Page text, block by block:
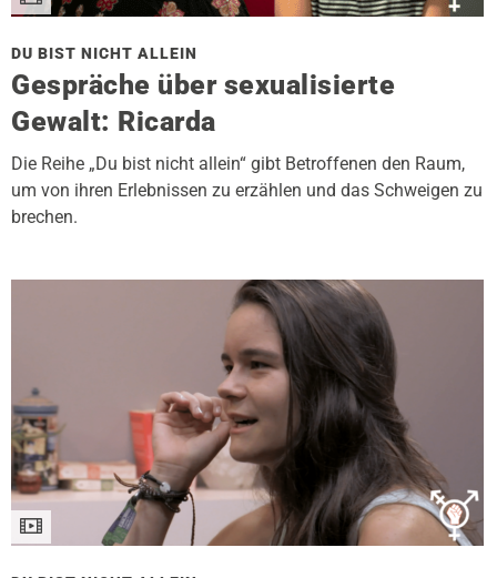
DU BIST NICHT ALLEIN
Gespräche über sexualisierte
Gewalt: Ricarda
Die Reihe „Du bist nicht allein“ gibt Betroffenen den Raum,
um von ihren Erlebnissen zu erzählen und das Schweigen zu
brechen.